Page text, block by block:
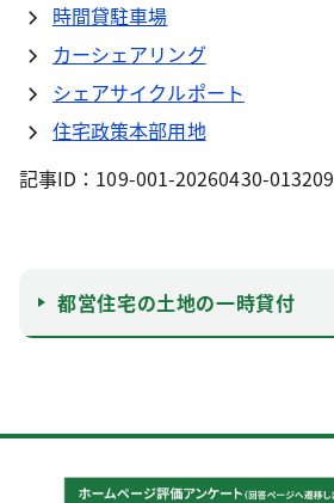
時間貸駐車場
カーシェアリング
シェアサイクルポート
住宅政策本部用地
記事ID：109-001-20260430-013209
都営住宅の土地の一時貸付